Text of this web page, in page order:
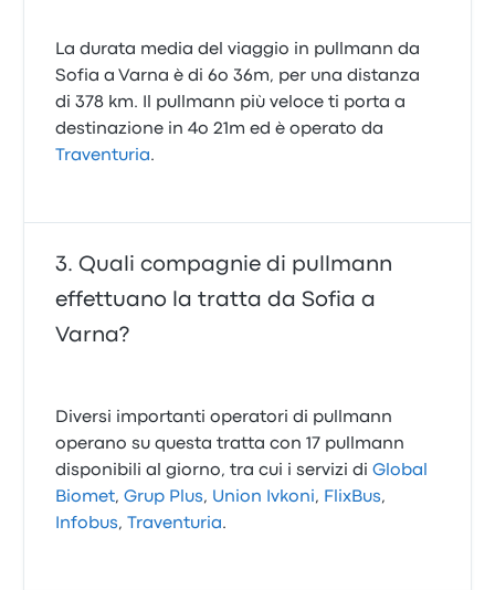
La durata media del viaggio in pullmann da
Sofia a Varna è di 6o 36m, per una distanza
di 378 km. Il pullmann più veloce ti porta a
destinazione in 4o 21m ed è operato da
Traventuria.
Quali compagnie di pullmann
effettuano la tratta da Sofia a
Varna?
Diversi importanti operatori di pullmann
operano su questa tratta con 17 pullmann
disponibili al giorno, tra cui i servizi diGlobal
Biomet,Grup Plus, Union Ivkoni, FlixBus,
Infobus,Traventuria.